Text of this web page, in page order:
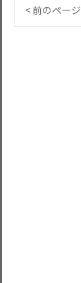
< 前のページ